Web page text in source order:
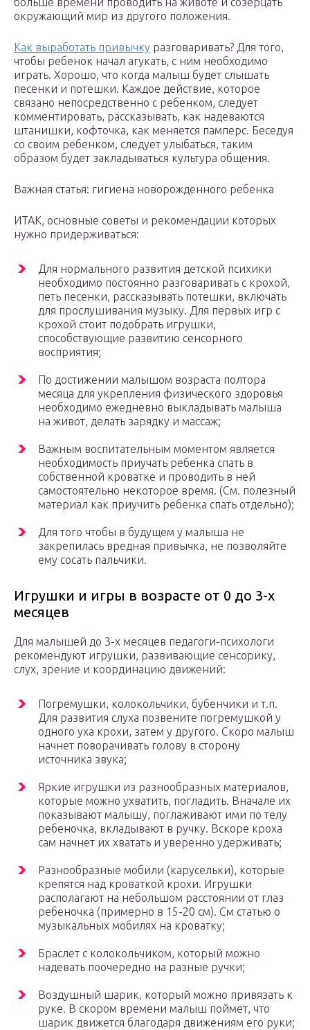
окружающий мир из другого положения.
Как выработать привычку разговаривать? Для того,
чтобы ребенок начал агукать, с ним необходимо
играть. Хорошо, что когда малыш будет слышать
песенки и потешки. Каждое действие, которое
связано непосредственно с ребенком, следует
комментировать, рассказывать, как надеваются
штанишки, кофточка, как меняется памперс. Беседуя
со своим ребенком, следует улыбаться, таким
образом будет закладываться культура общения.
Важная статья: гигиена новорожденного ребенка
ИТАК, основные советы и рекомендации которых
нужно придерживаться:
Для нормального развития детской психики
необходимо постоянно разговаривать с крохой,
петь песенки, рассказывать потешки, включать
для прослушивания музыку. Для первых игр с
крохой стоит подобрать игрушки,
способствующие развитию сенсорного
восприятия;
По достижении малышом возраста полтора
месяца для укрепления физического здоровья
необходимо ежедневно выкладывать малыша
на живот, делать зарядку и массаж;
Важным воспитательным моментом является
необходимость приучать ребенка спать в
собственной кроватке и проводить в ней
самостоятельно некоторое время. (См. полезный
материал как приучить ребенка спать отдельно);
Для того чтобы в будущем у малыша не
закрепилась вредная привычка, не позволяйте
ему сосать пальчики.
Игрушки и игры в возрасте от 0 до 3-х
месяцев
Для малышей до 3-х месяцев педагоги-психологи
рекомендуют игрушки, развивающие сенсорику,
слух, зрение и координацию движений:
Погремушки, колокольчики, бубенчики и т.п.
Для развития слуха позвените погремушкой у
одного уха крохи, затем у другого. Скоро малыш
начнет поворачивать голову в сторону
источника звука;
Яркие игрушки из разнообразных материалов,
которые можно ухватить, погладить. Вначале их
показывают малышу, поглаживают ими по телу
ребеночка, вкладывают в ручку. Вскоре кроха
сам начнет их хватать и уверенно удерживать;
Разнообразные мобили (карусельки), которые
крепятся над кроваткой крохи. Игрушки
располагают на небольшом расстоянии от глаз
ребеночка (примерно в 15-20 см). См статью о
музыкальных мобилях на кроватку;
Браслет с колокольчиком, который можно
надевать поочередно на разные ручки;
Воздушный шарик, который можно привязать к
руке. В скором времени малыш поймет, что
шарик движется благодаря движениям его руки;